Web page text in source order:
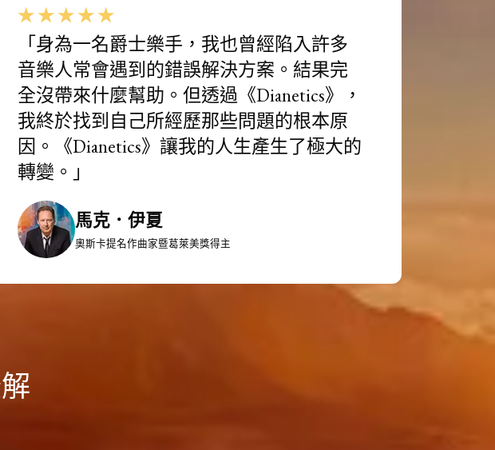
「身為一名爵士樂手，我也曾經陷入許多
音樂人常會遇到的錯誤解決方案。結果完
全沒帶來什麼幫助。 但透過《Dianetics》，
我終於找到自己所經歷那些問題的根本原
因。
《Dianetics》讓我的人生產生了極大的
轉變。」
馬克．伊夏
奧斯卡提名作曲家暨葛萊美獎得主